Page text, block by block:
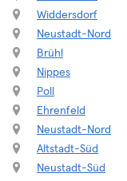
Widdersdorf
Neustadt-Nord
Brühl
Nippes
Poll
Ehrenfeld
Neustadt-Nord
Altstadt-Süd
Neustadt-Süd